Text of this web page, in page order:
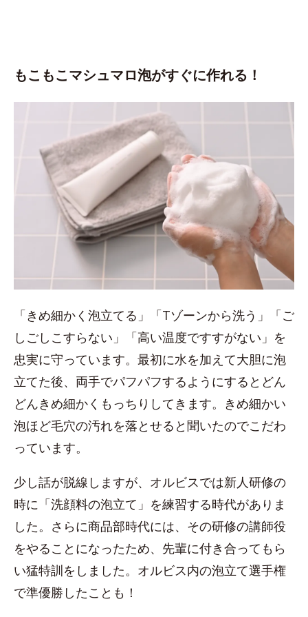
もこもこマシュマロ泡がすぐに作れる！
「きめ細かく泡立てる」「Tゾーンから洗う」「ご
しごしこすらない」「高い温度ですすがない」を
忠実に守っています。最初に水を加えて大胆に泡
立てた後、両手でパフパフするようにするとどん
どんきめ細かくもっちりしてきます。きめ細かい
泡ほど毛穴の汚れを落とせると聞いたのでこだわ
っています。
少し話が脱線しますが、オルビスでは新人研修の
時に「洗顔料の泡立て」を練習する時代がありま
した。さらに商品部時代には、その研修の講師役
をやることになったため、先輩に付き合ってもら
い猛特訓をしました。オルビス内の泡立て選手権
で準優勝したことも！